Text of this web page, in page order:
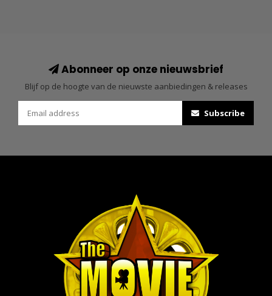
Abonneer op onze nieuwsbrief
Blijf op de hoogte van de nieuwste aanbiedingen & releases
Subscribe